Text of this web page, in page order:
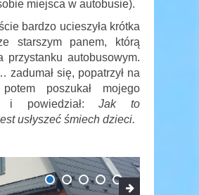
miejsca w autobusie).
bardzo ucieszyła krótka
starszym panem, którą
przystanku autobusowym.
zadumał się, popatrzył na
poszukał mojego
i powiedział:Jak to
usłyszeć śmiech dzieci.